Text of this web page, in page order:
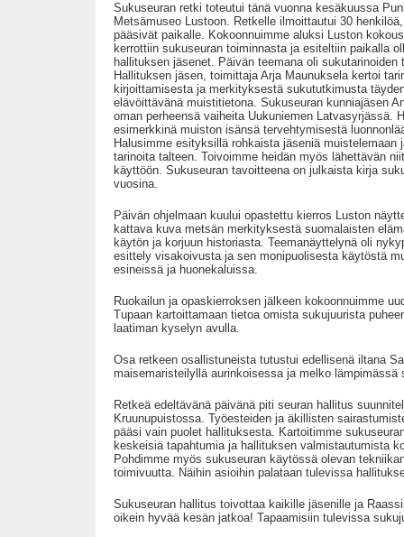
Sukuseuran retki toteutui tänä vuonna kesäkuussa
Metsämuseo Lustoon. Retkelle ilmoittautui 30
pääsivät paikalle. Kokoonnuimme aluksi Luston
kerrottiin sukuseuran toiminnasta ja esiteltiin paikalla
hallituksen jäsenet. Päivän teemana oli sukutarinoiden
Hallituksen jäsen, toimittaja Arja Maunuksela kertoi
kirjoittamisesta ja merkityksestä sukututkimusta
elävöittävänä muistitietona. Sukuseuran kunniajäsen
oman perheensä vaiheita Uukuniemen Latvasyrjässä.
esimerkkinä muiston isänsä tervehtymisestä
Halusimme esityksillä rohkaista jäseniä muistelemaan
tarinoita talteen. Toivoimme heidän myös lähettävän
käyttöön. Sukuseuran tavoitteena on julkaista kirja
vuosina.
Päivän ohjelmaan kuului opastettu kierros Luston
kattava kuva metsän merkityksestä suomalaisten
käytön ja korjuun historiasta. Teemanäyttelynä oli
esittely visakoivusta ja sen monipuolisesta käytöstä
esineissä ja huonekaluissa.
Ruokailun ja opaskierroksen jälkeen kokoonnuimme
Tupaan kartoittamaan tietoa omista sukujuurista
laatiman kyselyn avulla.
Osa retkeen osallistuneista tutustui edellisenä iltana
maisemaristeilyllä aurinkoisessa ja melko
Retkeä edeltävänä päivänä piti seuran hallitus
Kruunupuistossa. Työesteiden ja äkillisten
pääsi vain puolet hallituksesta. Kartoitimme
keskeisiä tapahtumia ja hallituksen valmistautumista
Pohdimme myös sukuseuran käytössä olevan
toimivuutta. Näihin asioihin palataan tulevissa
Sukuseuran hallitus toivottaa kaikille jäsenille ja
oikein hyvää kesän jatkoa! Tapaamisiin tulevissa